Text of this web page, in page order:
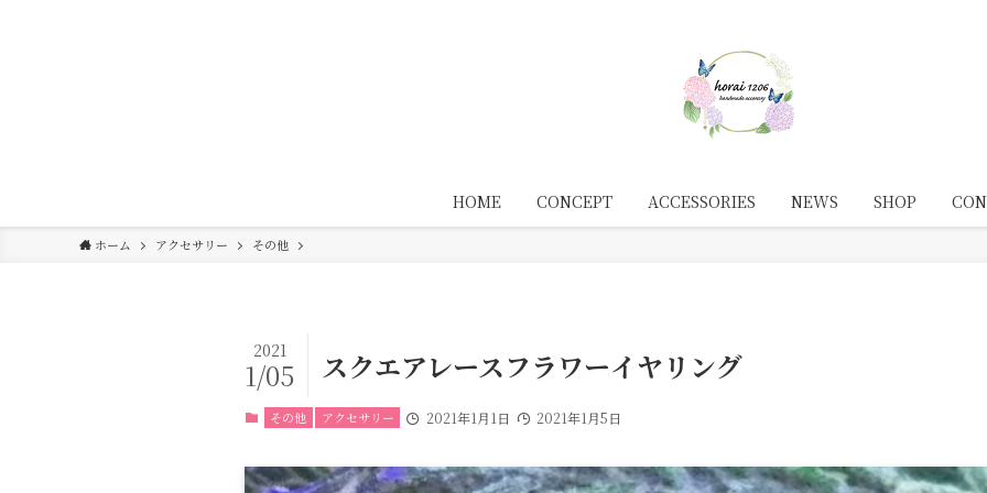
HOME CONCEPT ACCESSORIES NEWS SHOP
ホーム アクセサリー その他
スクエアレースフラワーイヤリング
2021
1/05
その他 アクセサリー 2021年1月1日 2021年1月5日